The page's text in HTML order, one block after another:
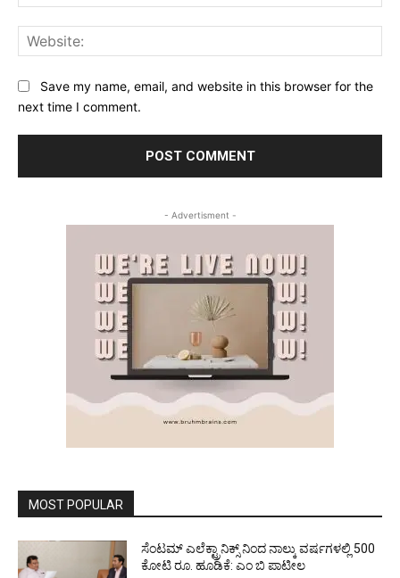
Save my name, email, and website in this browser for the
next time I comment.
- Advertisment -
MOST POPULAR
ಸೆಂಟಮ್ ಎಲೆಕ್ಟ್ರಾನಿಕ್ಸ್ ನಿಂದ ನಾಲ್ಕು ವರ್ಷಗಳಲ್ಲಿ 500
ಕೋಟಿ ರೂ. ಹೂಡಿಕೆ: ಎಂ ಬಿ ಪಾಟೀಲ